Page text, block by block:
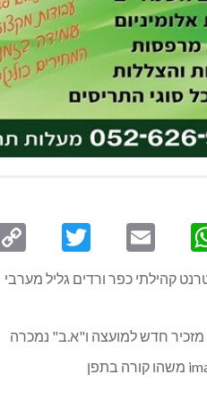
WhatsApp
Email
Twitter
קהילתי כפר ורדים גליל מערבי
מזכיר חדש למועצה ו"א.ב" נמכרה